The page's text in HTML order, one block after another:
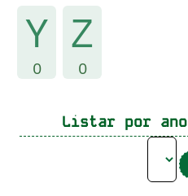
Y
0
Z
0
Listar por ano